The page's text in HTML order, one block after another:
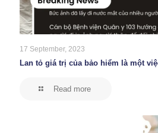
17 September, 2023
Lan tỏ giá trị của bảo hiểm là một
Read more